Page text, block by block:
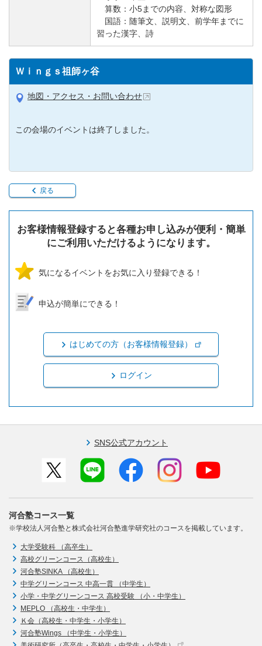
算数：小5までの内容、対称な図形
国語：随筆文、説明文、前学年までに
習った漢字、詩
Ｗｉｎｇｓ祖師ヶ谷
地図・アクセス・お問い合わせ
この会場のイベントは終了しました。
戻る
お客様情報登録すると各種お申し込みが便利・簡単
にご利用いただけるようになります。
気になるイベントをお気に入り登録できる！
申込が簡単にできる！
はじめての方（お客様情報登録）
ログイン
SNS公式アカウント
河合塾コース一覧
※学校法人河合塾と株式会社河合塾進学研究社のコースを掲載しています。
大学受験科 （高卒生）
高校グリーンコース（高校生）
河合塾SINKA （高校生）
中学グリーンコース 中高一貫 （中学生）
小学・中学グリーンコース 高校受験 （小・中学生）
MEPLO （高校生・中学生）
Ｋ会（高校生・中学生・小学生）
河合塾Wings （中学生・小学生）